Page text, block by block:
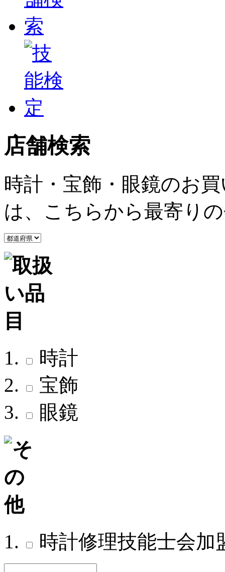
店舗検索
時計・宝飾・眼鏡のお
は、こちらから最寄り
時計
宝飾
眼鏡
時計修理技能士会加